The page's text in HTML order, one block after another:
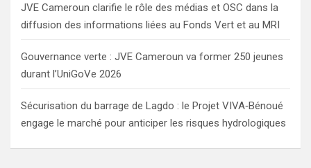
JVE Cameroun clarifie le rôle des médias et OSC dans la
diffusion des informations liées au Fonds Vert et au MRI
Gouvernance verte : JVE Cameroun va former 250 jeunes
durant l’UniGoVe 2026
Sécurisation du barrage de Lagdo : le Projet VIVA‑Bénoué
engage le marché pour anticiper les risques hydrologiques